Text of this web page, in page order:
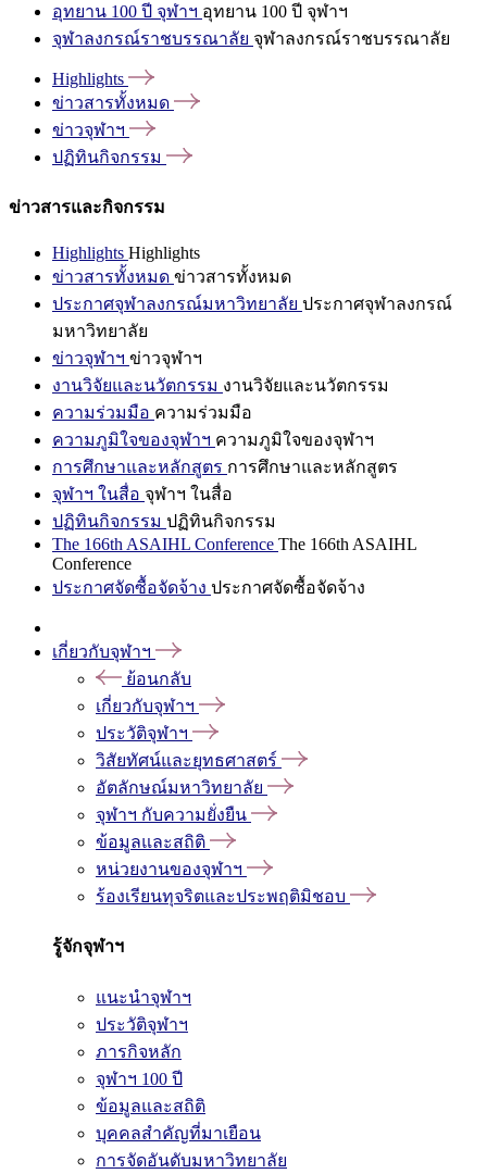
อุทยาน 100 ปี จุฬาฯ อุทยาน 100 ปี จุฬาฯ
จุฬาลงกรณ์ราชบรรณาลัย จุฬาลงกรณ์ราชบรรณาลัย
Highlights
ข่าวสารทั้งหมด
ข่าวจุฬาฯ
ปฏิทินกิจกรรม
ข่าวสารและกิจกรรม
Highlights Highlights
ข่าวสารทั้งหมด ข่าวสารทั้งหมด
ประกาศจุฬาลงกรณ์มหาวิทยาลัย ประกาศจุฬาลงกรณ์
มหาวิทยาลัย
ข่าวจุฬาฯ ข่าวจุฬาฯ
งานวิจัยและนวัตกรรม งานวิจัยและนวัตกรรม
ความร่วมมือ ความร่วมมือ
ความภูมิใจของจุฬาฯ ความภูมิใจของจุฬาฯ
การศึกษาและหลักสูตร การศึกษาและหลักสูตร
จุฬาฯ ในสื่อ จุฬาฯ ในสื่อ
ปฏิทินกิจกรรม ปฏิทินกิจกรรม
The 166th ASAIHL Conference The 166th ASAIHL
Conference
ประกาศจัดซื้อจัดจ้าง ประกาศจัดซื้อจัดจ้าง
เกี่ยวกับจุฬาฯ
ย้อนกลับ
เกี่ยวกับจุฬาฯ
ประวัติจุฬาฯ
วิสัยทัศน์และยุทธศาสตร์
อัตลักษณ์มหาวิทยาลัย
จุฬาฯ กับความยั่งยืน
ข้อมูลและสถิติ
หน่วยงานของจุฬาฯ
ร้องเรียนทุจริตและประพฤติมิชอบ
รู้จักจุฬาฯ
แนะนำจุฬาฯ
ประวัติจุฬาฯ
ภารกิจหลัก
จุฬาฯ 100 ปี
ข้อมูลและสถิติ
บุคคลสำคัญที่มาเยือน
การจัดอันดับมหาวิทยาลัย